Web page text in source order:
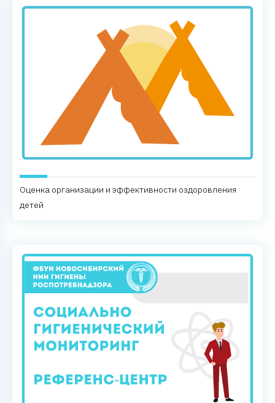
Оценка организации и эффективности оздоровления
детей